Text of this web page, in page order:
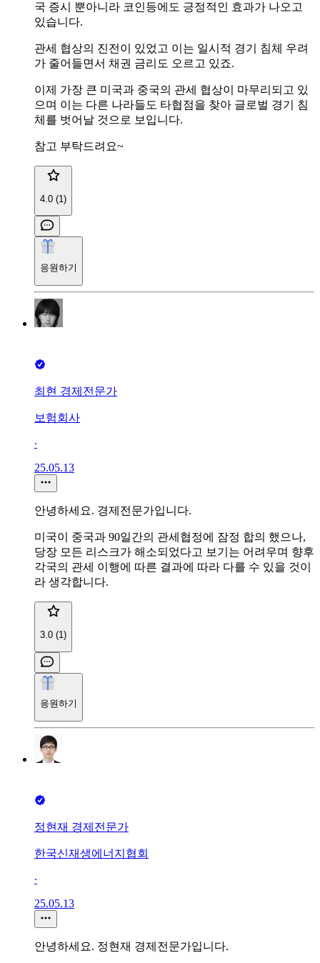
국 증시 뿐아니라 코인등에도 긍정적인 효과가 나오고
있습니다.
관세 협상의 진전이 있었고 이는 일시적 경기 침체 우려
가 줄어들면서 채권 금리도 오르고 있죠.
이제 가장 큰 미국과 중국의 관세 협상이 마무리되고 있
으며 이는 다른 나라들도 타협점을 찾아 글로벌 경기 침
체를 벗어날 것으로 보입니다.
참고 부탁드려요~
4.0 (1)
응원하기
최현 경제전문가
보험회사
∙
25.05.13
안녕하세요. 경제전문가입니다.
미국이 중국과 90일간의 관세협정에 잠정 합의 했으나,
당장 모든 리스크가 해소되었다고 보기는 어려우며 향후
각국의 관세 이행에 따른 결과에 따라 다를 수 있을 것이
라 생각합니다.
3.0 (1)
응원하기
정현재 경제전문가
한국신재생에너지협회
∙
25.05.13
안녕하세요. 정현재 경제전문가입니다.